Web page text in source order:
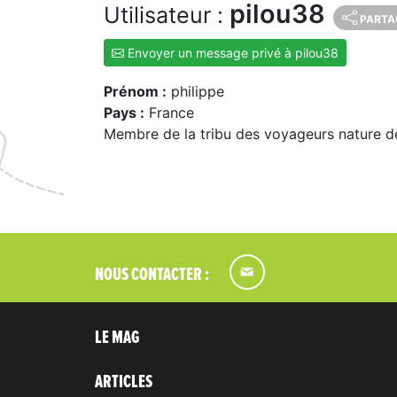
Utilisateur : pilou38
Envoyer un message privé à pilou38
Prénom : philippe
Pays : France
Membre de la tribu des voyageurs nature
NOUS CONTACTER :
LE MAG
ARTICLES